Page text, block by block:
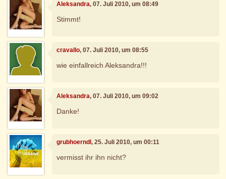
Aleksandra, 07. Juli 2010, um 08:49
Stimmt!
cravallo, 07. Juli 2010, um 08:55
wie einfallreich Aleksandra!!!
Aleksandra, 07. Juli 2010, um 09:02
Danke!
grubhoerndl, 25. Juli 2010, um 00:11
vermisst ihr ihn nicht?